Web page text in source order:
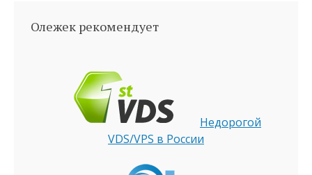
Олежек рекомендует
Недорогой
VDS/VPS в России